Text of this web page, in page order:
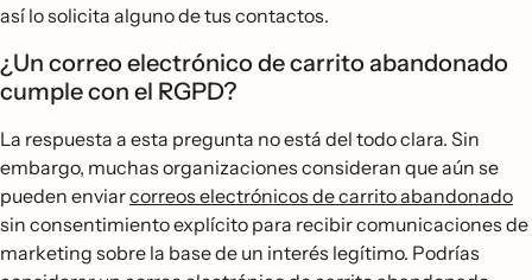
así lo solicita alguno de tus contactos.
¿Un correo electrónico de carrito abandonado
cumple con el RGPD?
La respuesta a esta pregunta no está del todo clara. Sin
embargo, muchas organizaciones consideran que aún se
pueden enviarcorreos electrónicos de carrito abandonado
sin consentimiento explícito para recibir comunicaciones de
marketing sobre la base de un interés legítimo. Podrías